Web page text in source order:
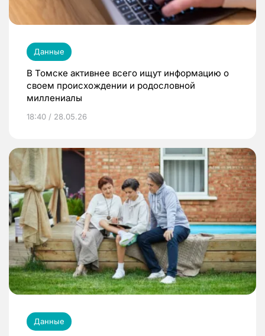
Данные
В Томске активнее всего ищут информацию о
своем происхождении и родословной
миллениалы
18:40 / 28.05.26
Данные